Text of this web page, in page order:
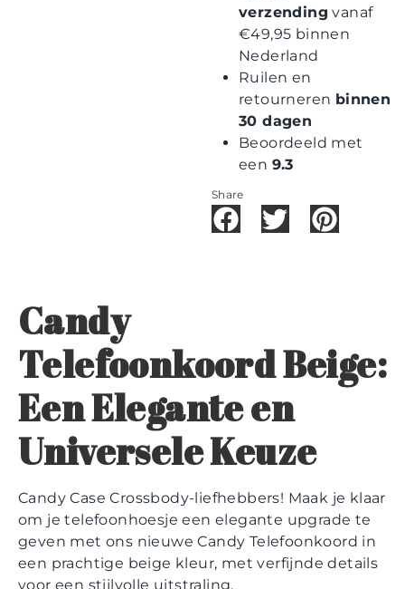
verzending vanaf
€49,95 binnen
Nederland
Ruilen en
retourneren binnen
30 dagen
Beoordeeld met
een 9.3
Share
Candy
Telefoonkoord Beige:
Een Elegante en
Universele Keuze
Candy Case Crossbody-liefhebbers! Maak je klaar
om je telefoonhoesje een elegante upgrade te
geven met ons nieuwe Candy Telefoonkoord in
een prachtige beige kleur, met verfijnde details
voor een stijlvolle uitstraling.